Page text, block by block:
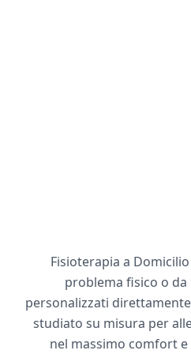
Fisioterapia a
problema fisico o
personalizzati
studiato su misura per
nel massimo comfort